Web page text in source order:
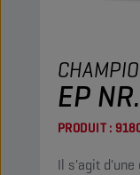
EP
PRODUIT :
Il s'agit